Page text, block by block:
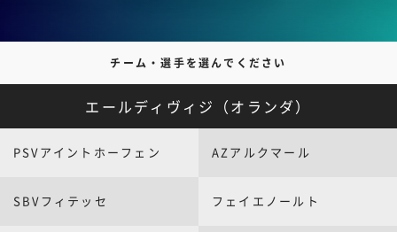
チーム・選手を選んでください
エールディヴィジ（オランダ）
PSVアイントホーフェン AZアルクマール
SBVフィテッセ フェイエノールト